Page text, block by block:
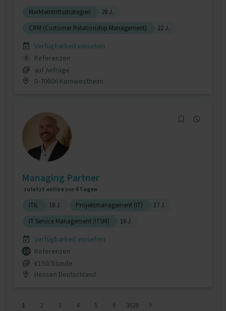
Markteintrittsstrategien
28 J.
CRM (Customer Relationship Management)
22 J.
Verfügbarkeit einsehen
0
Referenzen
auf Anfrage
D-70806 Kornwestheim
Managing Partner
zuletzt online vor 4 Tagen
ITIL 18 J. Projektmanagement (IT)
17 J.
IT Service Management (ITSM)
16 J.
Verfügbarkeit einsehen
10
Referenzen
€150/Stunde
Hessen Deutschland
1 2 3 4 5 6 3829